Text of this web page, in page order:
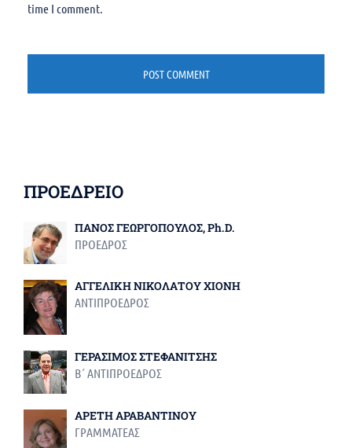
time I comment.
ΠΡΟΕΔΡΕΙΟ
ΠΑΝΟΣ ΓΕΩΡΓΟΠΟΥΛΟΣ, Ph.D.
ΠΡΟΕΔΡΟΣ
ΑΓΓΕΛΙΚΗ ΝΙΚΟΛΑΤΟΥ ΧΙΟΝΗ
ΑΝΤΙΠΡΟΕΔΡΟΣ
ΓΕΡΑΣΙΜΟΣ ΣΤΕΦΑΝΙΤΣΗΣ
Β΄ ΑΝΤΙΠΡΟΕΔΡΟΣ
ΑΡΕΤΗ ΑΡΑΒΑΝΤΙΝΟΥ
ΓΡΑΜΜΑΤΕΑΣ